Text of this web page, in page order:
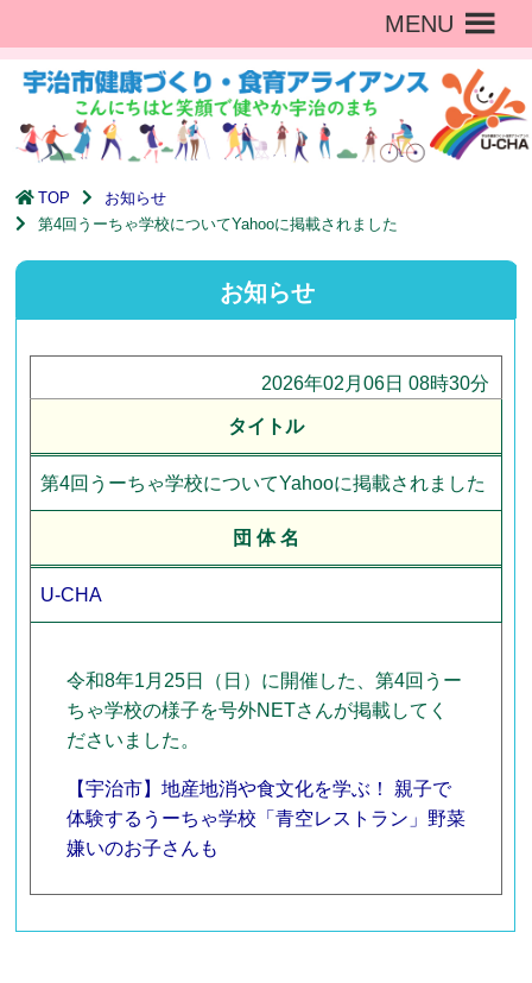
MENU
TOP
お知らせ
第4回うーちゃ学校についてYahooに掲載されました
お知らせ
2026年02月06日 08時30分
タイトル
第4回うーちゃ学校についてYahooに掲載されました
団 体 名
U-CHA
令和8年1月25日（日）に開催した、第4回うー
ちゃ学校の様子を号外NETさんが掲載してく
ださいました。
【宇治市】地産地消や食文化を学ぶ！ 親子で
体験するうーちゃ学校「青空レストラン」野菜
嫌いのお子さんも